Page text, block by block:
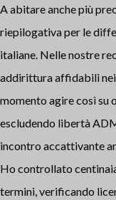
A abitare anche più
riepilogativa per le
italiane. Nelle nostre
addirittura affidabili nei
momento agire così su
escludendo libertà
incontro accattivante
Ho controllato
termini, verificando